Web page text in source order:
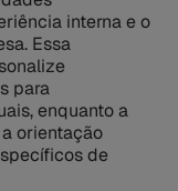
interna e o
Essa
para
enquanto a
orientação
de